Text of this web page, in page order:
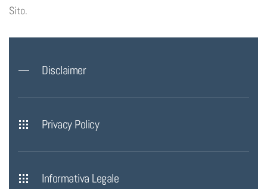
Sito.
Disclaimer
Privacy Policy
Informativa Legale